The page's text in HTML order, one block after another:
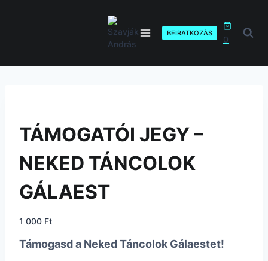
BEIRATKOZÁS
0
TÁMOGATÓI JEGY –
NEKED TÁNCOLOK
GÁLAEST
1 000 Ft
Támogasd a Neked Táncolok Gálaestet!